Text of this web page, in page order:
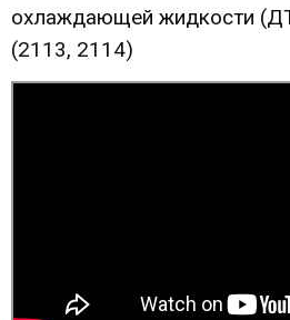
охлаждающей жидкости
(2113, 2114)